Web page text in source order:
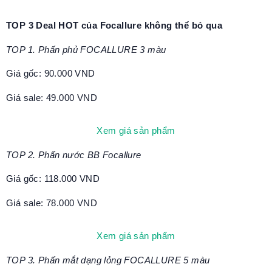
TOP 3 Deal HOT của Focallure không thể bỏ qua
TOP 1. Phấn phủ FOCALLURE 3 màu
Giá gốc: 90.000 VND
Giá sale: 49.000 VND
Xem giá sản phẩm
TOP 2. Phấn nước BB Focallure
Giá gốc: 118.000 VND
Giá sale: 78.000 VND
Xem giá sản phẩm
TOP 3. Phấn mắt dạng lỏng FOCALLURE 5 màu